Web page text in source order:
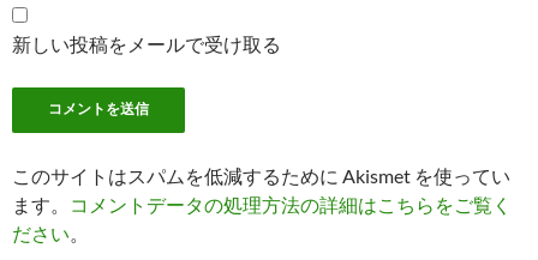
新しい投稿をメールで受け取る
このサイトはスパムを低減するために Akismet を使ってい
ます。
コメントデータの処理方法の詳細はこちらをご覧く
ださい。